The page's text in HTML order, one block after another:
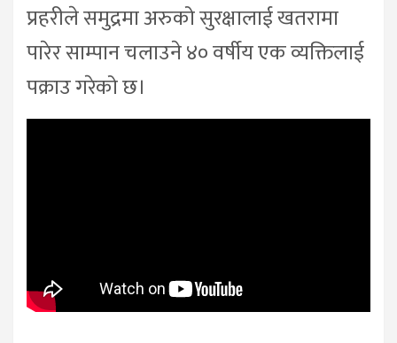
प्रहरीले समुद्रमा अरुको सुरक्षालाई खतरामा
पारेर साम्पान चलाउने ४० वर्षीय एक व्यक्तिलाई
पक्राउ गरेको छ।